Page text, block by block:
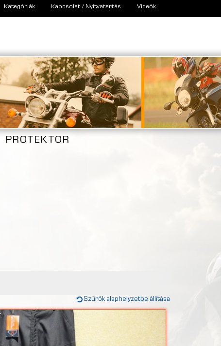
Kategóriák Kapcsolat / Nyitvatartás Videók
PROTEKTOR
Szűrők alaphelyzetbe állítása